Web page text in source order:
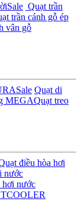
Sale Quạt trần
trần cánh gỗ ép
vân gỗ
Sale Quạt di
MEGAQuạt treo
điều hòa hơi
nước
hơi nước